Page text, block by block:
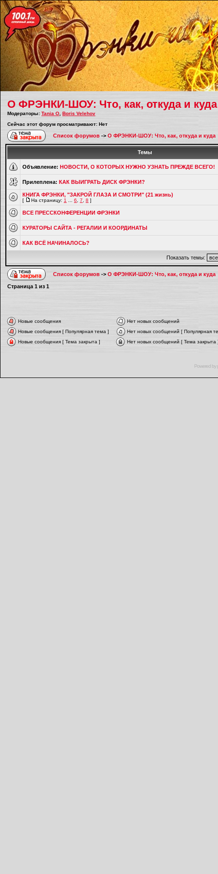
О ФРЭНКИ-ШОУ: Что, как, откуда и куда
Модераторы: Tania O Boris Velehov
Сейчас этот форум просматривают: Нет
Список форумов -> О ФРЭНКИ-ШОУ: Что, как, откуда и куда
Темы
Объявление: НОВОСТИ, О КОТОРЫХ НУЖНО УЗНАТЬ ПРЕЖДЕ ВСЕГО!
Прилеплена: КАК ВЫИГРАТЬ ДИСК ФРЭНКИ?
КНИГА ФРЭНКИ, "ЗАКРОЙ ГЛАЗА И СМОТРИ" (21 жизнь)
[ На страницу: 1 6 7 8 ]
ВСЕ ПРЕССКОНФЕРЕНЦИИ ФРЭНКИ
КУРАТОРЫ САЙТА - РЕГАЛИИ И КООРДИНАТЫ
КАК ВСЁ НАЧИНАЛОСЬ?
Показать темы:
Список форумов -> О ФРЭНКИ-ШОУ: Что, как, откуда и куда
Страница 1 из 1
Новые сообщения
Нет новых сообщений
Новые сообщения [ Популярная тема ]
Нет новых сообщений [ Популярная
Новые сообщения [ Тема закрыта ]
Нет новых сообщений [ Тема закрыта
Powered by